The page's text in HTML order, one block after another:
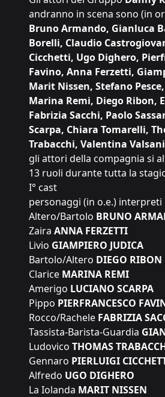
andranno in scena sono (in
Bruno Armando, Gianluca
Borelli, Claudio
Cicchetti, Ugo Dighero,
Favino, Anna Ferzetti,
Marit Nissen, Stefano
Marina Remi, Diego Ribon,
Fabrizia Sacchi, Paolo
Scarpa, Chiara Tomarelli,
Trabacchi, Valentina
gli attori della compagnia si
13 ruoli durante tutta la
I° cast
personaggi (in o.e.) interpreti
Altero/Bartolo BRUNO
Zaira ANNA FERZETTI
Livio GIAMPIERO JUDICA
Bartolo/Altero DIEGO RIBON
Clarice MARINA REMI
Amerigo LUCIANO SCARPA
Pippo PIERFRANCESCO
Rocco/Rachele FABRIZIA
Tassista-Barista-Guardia
Ludovico THOMAS
Gennaro PIERLUIGI
Alfredo UGO DIGHERO
La Iolanda MARIT NISSEN